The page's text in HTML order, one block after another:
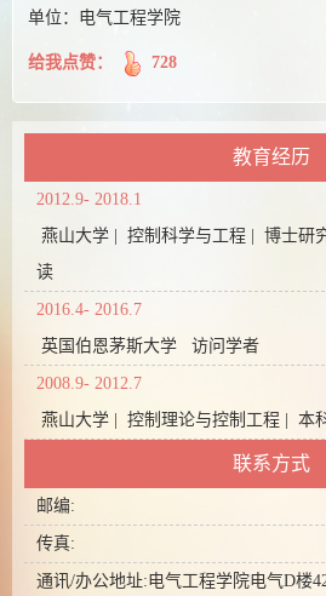
单位：电气工程学院
给我点赞： 728
教育经历
2012.9- 2018.1
燕山大学 | 控制科学与工程 | 博士研
读
2016.4- 2016.7
英国伯恩茅斯大学 访问学者
2008.9- 2012.7
燕山大学 | 控制理论与控制工程 | 本
联系方式
邮编:
传真:
通讯/办公地址:电气工程学院电气D楼